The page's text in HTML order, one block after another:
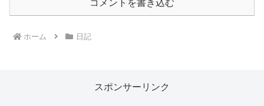
コメントを書き込む
ホーム 日記
スポンサーリンク